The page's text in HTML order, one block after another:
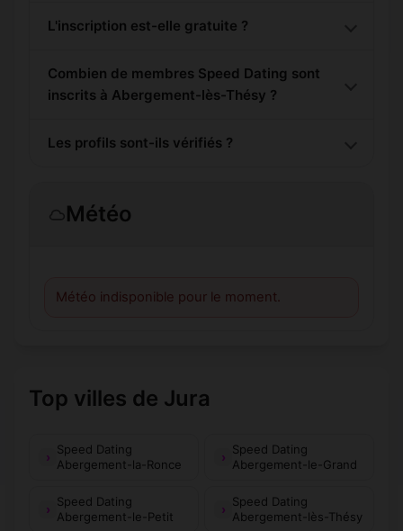
L'inscription est-elle gratuite ?
Combien de membres Speed Dating sont
inscrits à Abergement-lès-Thésy ?
Les profils sont-ils vérifiés ?
Météo
Météo indisponible pour le moment.
Top villes de Jura
Speed Dating
Abergement-la-Ronce
Speed Dating
Abergement-le-Grand
Speed Dating
Abergement-le-Petit
Speed Dating
Abergement-lès-Thésy